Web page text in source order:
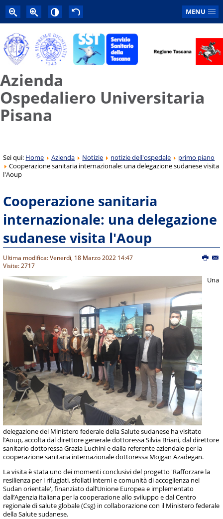
MENU
Azienda
Ospedaliero Universitaria
Pisana
Sei qui: Home Azienda Notizie notizie dell'ospedale
primo piano
Cooperazione sanitaria internazionale: una delegazione sudanese visita
l'Aoup
Cooperazione sanitaria
internazionale: una delegazione
sudanese visita l'Aoup
Ultima modifica: Venerdì, 18 Marzo 2022 14:47
Visite: 2717
Una
delegazione del Ministero federale della Salute sudanese ha visitato
l’Aoup, accolta dal direttore generale dottoressa Silvia Briani, dal direttore
sanitario dottoressa Grazia Luchini e dalla referente aziendale per la
cooperazione sanitaria internazionale dottoressa Mojgan Azadegan.
La visita è stata uno dei momenti conclusivi del progetto 'Rafforzare la
resilienza per i rifugiati, sfollati interni e comunità di accoglienza nel
Sudan orientale', finanziato dall’Unione Europea e implementato
dall’Agenzia italiana per la cooperazione allo sviluppo e dal Centro
regionale di salute globale (Csg) in collaborazione con il Ministero federale
della Salute sudanese.